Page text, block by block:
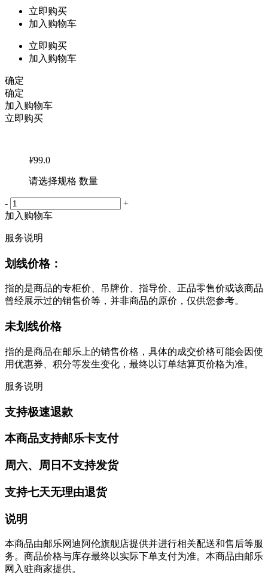
立即购买
加入购物车
立即购买
加入购物车
确定
确定
加入购物车
立即购买
¥99.0
请选择规格 数量
-
+
加入购物车
服务说明
划线价格：
指的是商品的专柜价、吊牌价、指导价、正品零售价或该商品
曾经展示过的销售价等，并非商品的原价，仅供您参考。
未划线价格
指的是商品在邮乐上的销售价格，具体的成交价格可能会因使
用优惠券、积分等发生变化，最终以订单结算页价格为准。
服务说明
支持极速退款
本商品支持邮乐卡支付
周六、周日不支持发货
支持七天无理由退货
说明
本商品由邮乐网迪阿伦旗舰店提供并进行相关配送和售后等服
务。商品价格与库存最终以实际下单支付为准。本商品由邮乐
网入驻商家提供。